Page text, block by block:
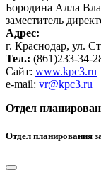
Бородина Алла
заместитель
Адрес:
г. Краснодар, ул.
Тел.: (861)233-34-
Сайт: www.kpc3.ru
e-mail: vr@kpc3.ru
Отдел
Отдел планирования